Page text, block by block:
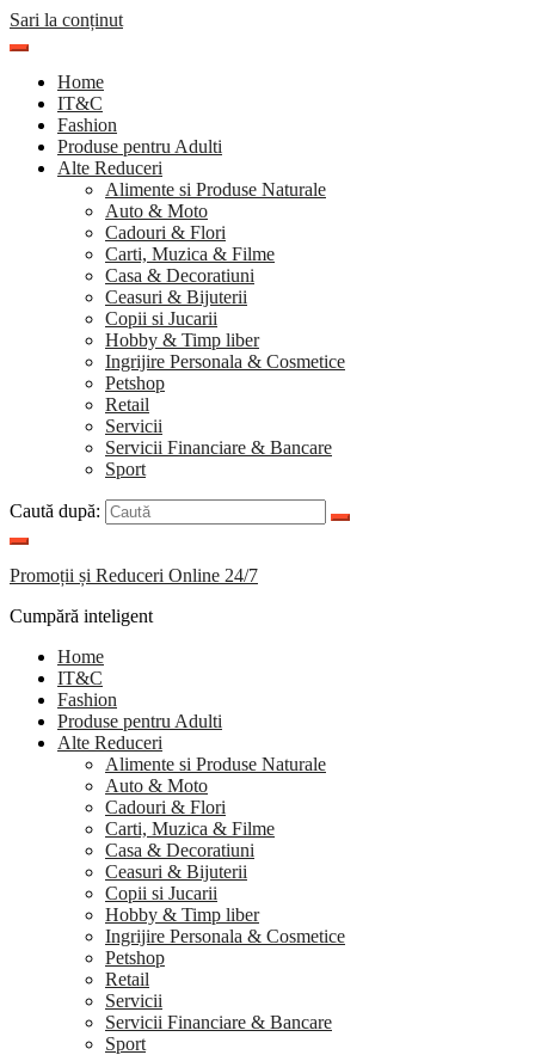
Sari la conținut
Home
IT&C
Fashion
Produse pentru Adulti
Alte Reduceri
Alimente si Produse Naturale
Auto & Moto
Cadouri & Flori
Carti, Muzica & Filme
Casa & Decoratiuni
Ceasuri & Bijuterii
Copii si Jucarii
Hobby & Timp liber
Ingrijire Personala & Cosmetice
Petshop
Retail
Servicii
Servicii Financiare & Bancare
Sport
Caută după:
Promoții și Reduceri Online 24/7
Cumpără inteligent
Home
IT&C
Fashion
Produse pentru Adulti
Alte Reduceri
Alimente si Produse Naturale
Auto & Moto
Cadouri & Flori
Carti, Muzica & Filme
Casa & Decoratiuni
Ceasuri & Bijuterii
Copii si Jucarii
Hobby & Timp liber
Ingrijire Personala & Cosmetice
Petshop
Retail
Servicii
Servicii Financiare & Bancare
Sport